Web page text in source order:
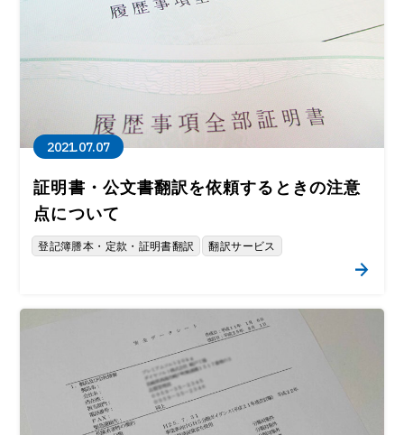
2021.07.07
証明書・公文書翻訳を依頼するときの注意
点について
登記簿謄本・定款・証明書翻訳 翻訳サービス